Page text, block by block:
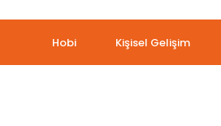
Hobi Kişisel Gelişim